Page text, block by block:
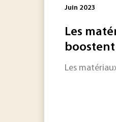
Juin 2023
Les
Les